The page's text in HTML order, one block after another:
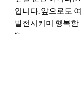
입니다. 앞으로도
발전시키며 행복한
“`